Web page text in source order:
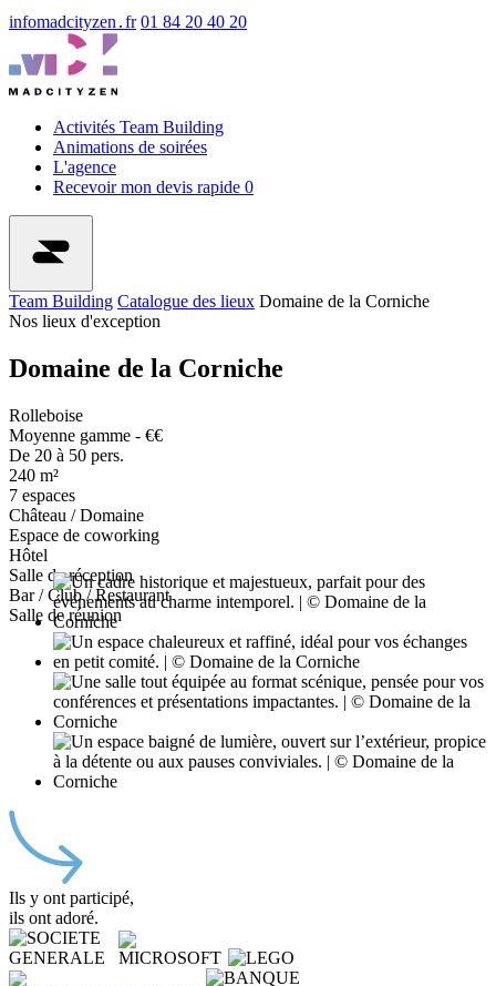
infomadcityzen․fr 01 84 20 40 20
Activités Team Building
Animations de soirées
L'agence
Recevoir mon devis rapide 0
Team Building Catalogue des lieux Domaine de la Corniche
Nos lieux d'exception
Domaine de la Corniche
Rolleboise
Moyenne gamme - €€
De 20 à 50 pers.
240 m²
7 espaces
Château / Domaine
Espace de coworking
Hôtel
Salle de réception
Bar / Club / Restaurant
Salle de réunion
Ils y ont participé,
ils ont adoré.